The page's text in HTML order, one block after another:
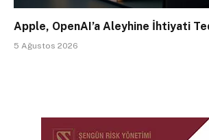
Apple, OpenAI’a Aleyhine İhtiyati
5 Ağustos 2026